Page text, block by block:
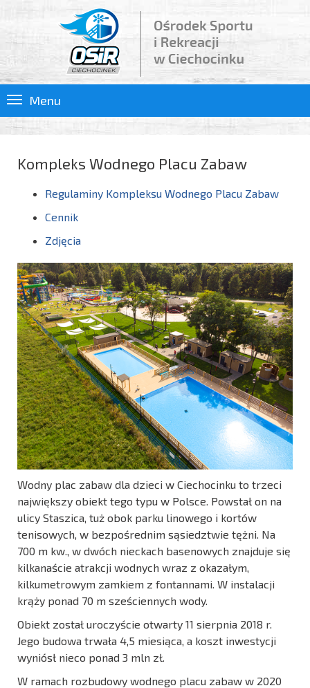
Menu
Kompleks Wodnego Placu Zabaw
Regulaminy Kompleksu Wodnego Placu Zabaw
Cennik
Zdjęcia
Wodny plac zabaw dla dzieci w Ciechocinku to trzeci
największy obiekt tego typu w Polsce. Powstał on na
ulicy Staszica, tuż obok parku linowego i kortów
tenisowych, w bezpośrednim sąsiedztwie tężni. Na
700 m kw., w dwóch nieckach basenowych znajduje się
kilkanaście atrakcji wodnych wraz z okazałym,
kilkumetrowym zamkiem z fontannami. W instalacji
krąży ponad 70 m sześciennych wody.
Obiekt został uroczyście otwarty 11 sierpnia 2018 r.
Jego budowa trwała 4,5 miesiąca, a koszt inwestycji
wyniósł nieco ponad 3 mln zł.
W ramach rozbudowy wodnego placu zabaw w 2020